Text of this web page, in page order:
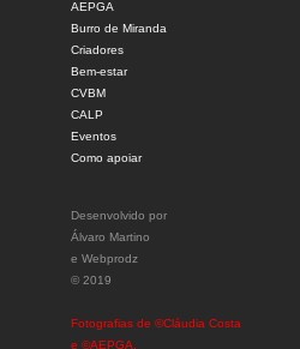
AEPGA
Burro de Miranda
Criadores
Bem-estar
CVBM
CALP
Eventos
Como apoiar
Desenvolvido por
Álvaro Martino
e Webprodz
© 2019
Fotografias de ©Cláudia Costa
e ©AEPGA.